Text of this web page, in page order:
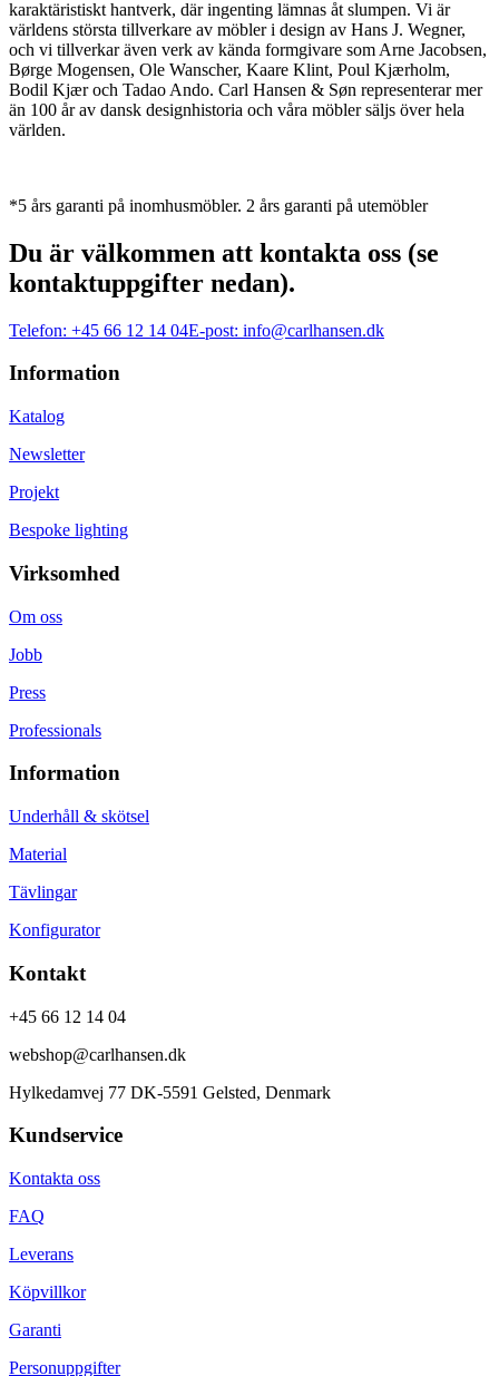
karaktäristiskt hantverk, där ingenting lämnas åt slumpen. Vi är
världens största tillverkare av möbler i design av Hans J. Wegner,
och vi tillverkar även verk av kända formgivare som Arne Jacobsen,
Børge Mogensen, Ole Wanscher, Kaare Klint, Poul Kjærholm,
Bodil Kjær och Tadao Ando. Carl Hansen & Søn representerar mer
än 100 år av dansk designhistoria och våra möbler säljs över hela
världen.
*5 års garanti på inomhusmöbler. 2 års garanti på utemöbler
Du är välkommen att kontakta oss (se
kontaktuppgifter nedan).
Telefon: +45 66 12 14 04E-post: info@carlhansen.dk
Information
Katalog
Newsletter
Projekt
Bespoke lighting
Virksomhed
Om oss
Jobb
Press
Professionals
Information
Underhåll & skötsel
Material
Tävlingar
Konfigurator
Kontakt
+45 66 12 14 04
webshop@carlhansen.dk
Hylkedamvej 77 DK-5591 Gelsted, Denmark
Kundservice
Kontakta oss
FAQ
Leverans
Köpvillkor
Garanti
Personuppgifter